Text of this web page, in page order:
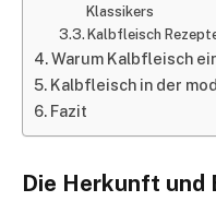
Klassikers
Kalbfleisch
Warum Kalbfleisch
Kalbfleisch in der
Fazit
Die Herkunft und